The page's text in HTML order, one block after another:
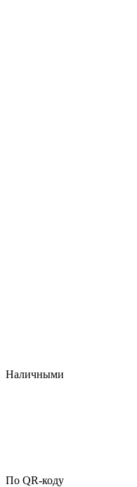
Наличными
По QR-коду